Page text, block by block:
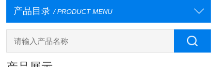
产品目录 / PRODUCT MENU